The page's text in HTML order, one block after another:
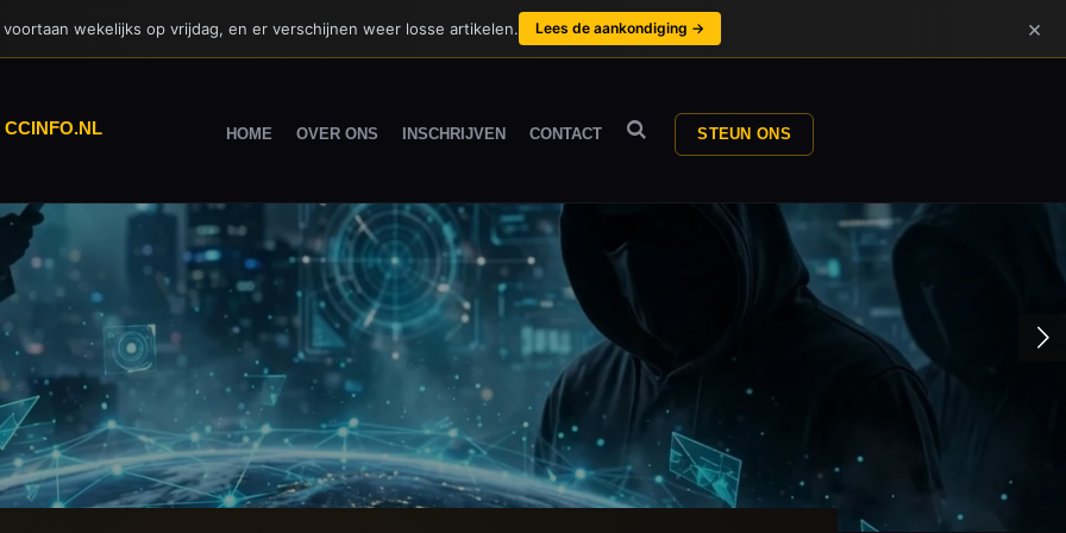
CCINFO.NL HOME OVER ONS INSCHRIJVEN CONTACT STEUN ONS
wekelijks op vrijdag, en er verschijnen weer losse artikelen. Lees de aankondiging → ×